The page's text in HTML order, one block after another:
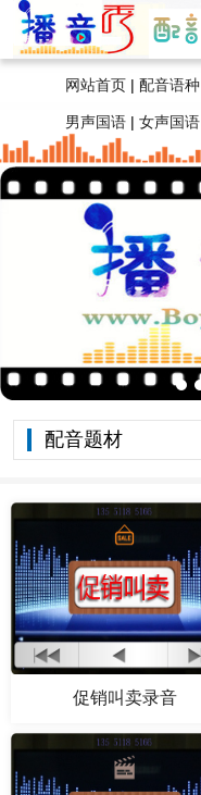
网站首页 | 配音语种
男声国语 | 女声国语
配音题材
促销叫卖录音